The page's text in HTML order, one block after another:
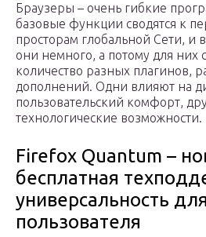
Браузеры – очень гибкие
базовые функции сводятся к
просторам глобальной Сети, и
они немного, а потому для них
количество разных плагинов,
дополнений. Одни влияют на
пользовательский комфорт,
технологические возможности.
Firefox Quantum –
бесплатная
универсальность
пользователя